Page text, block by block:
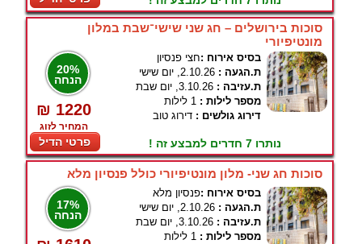
סוכות בירושלים – חג שני שישי־שבת במלון
מונטיפיורי
20%
הנחה
₪ 1220
המחיר לזוג
פרטי הדיל
בסיס אירוח :חצי פנסיון
ת.הגעה : 2.10.26, יום שישי
ת.עזיבה : 3.10.26, יום שבת
מספר לילות : 1 לילות
דירוג גולשים : דירוג טוב
נותרו 7 חדרים למבצע זה !
סוכות חג שני- מלון מונטיפיורי כולל פנסיון מלא
17%
הנחה
בסיס אירוח :פנסיון מלא
ת.הגעה : 2.10.26, יום שישי
ת.עזיבה : 3.10.26, יום שבת
מספר לילות : 1 לילות